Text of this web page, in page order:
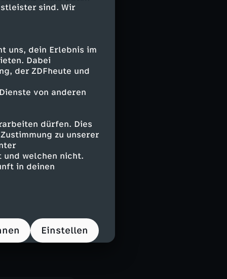
sind. Wir
uns, dein Erlebnis im
Dabei
der ZDFheute und
von anderen
dürfen. Dies
zu unserer
welchen nicht.
in deinen
Einstellen